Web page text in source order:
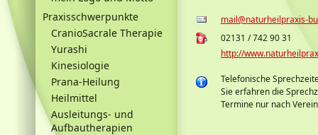
Praxisschwerpunkte
CranioSacrale Therapie
Yurashi
Kinesiologie
Prana-Heilung
Heilmittel
Ausleitungs- und
Aufbautherapien
mail@naturheilpraxis-
02131 / 742 90 31
http://
Telefonische
Sie erfahren die
Termine nur nach